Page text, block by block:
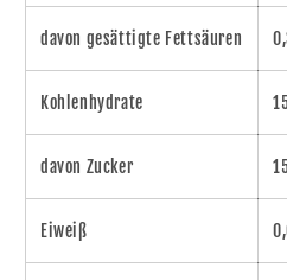
davon gesättigte Fettsäuren
Kohlenhydrate
davon Zucker
Eiweiß